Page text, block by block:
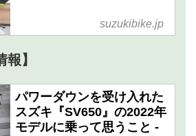
suzukibike.jp
報】
パワーダウンを受け入れた
スズキ『SV650』の2022年
モデルに乗って思うこと -